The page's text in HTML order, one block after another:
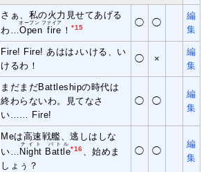
さぁ、私の火力見せてあげる
わ…Open fire
オープン ファイア
！*15 ◯ ◯
編
集
Fire! Fire! あはは♪いける、い
けるわ！
◯ ×
編
集
まだまだBattleshipの時代は
終わらないわ。見てなさ
い…… Fire!
◯ ◯
編
集
Meは高速戦艦、逃しはしな
い… Night Battle
ナイト バトル
*16、始めま
しょぅ？
◯ ◯
編
集